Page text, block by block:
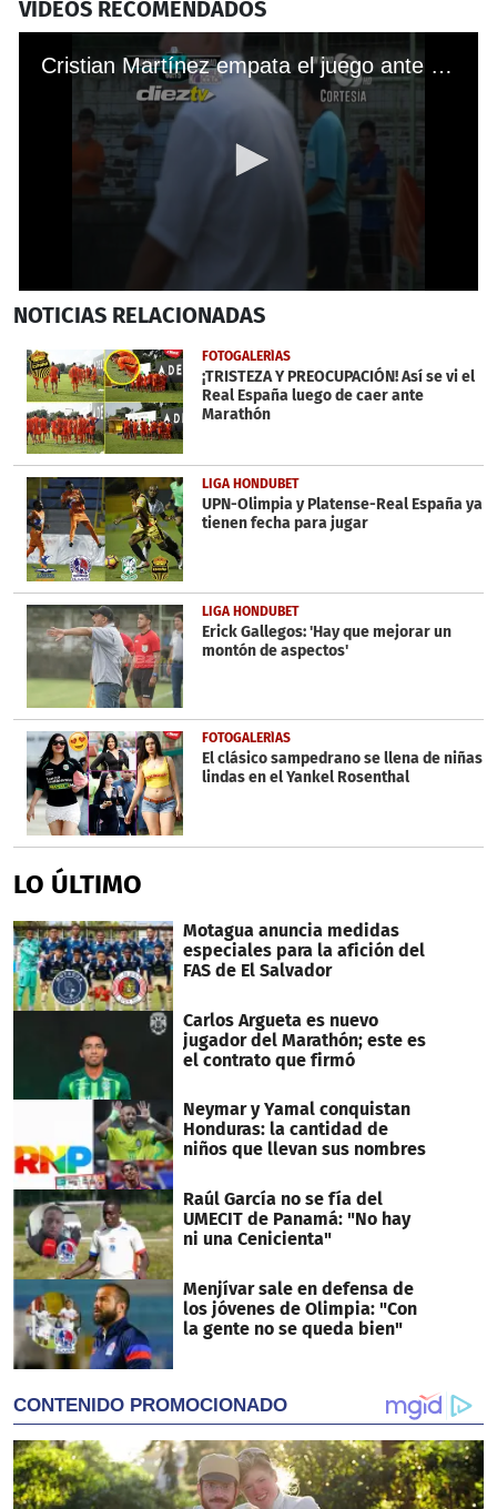
VIDEOS RECOMENDADOS
Cristian Martínez empata el juego ante Marathón
seconds
23
seconds
NOTICIAS RELACIONADAS
FOTOGALERÍAS
¡TRISTEZA Y PREOCUPACIÓN! Así se vi el
Real España luego de caer ante
Marathón
LIGA HONDUBET
UPN-Olimpia y Platense-Real España ya
tienen fecha para jugar
LIGA HONDUBET
Erick Gallegos: 'Hay que mejorar un
montón de aspectos'
FOTOGALERÍAS
El clásico sampedrano se llena de niñas
lindas en el Yankel Rosenthal
LO ÚLTIMO
Motagua anuncia medidas
especiales para la afición del
FAS de El Salvador
Carlos Argueta es nuevo
jugador del Marathón; este es
el contrato que firmó
Neymar y Yamal conquistan
Honduras: la cantidad de
niños que llevan sus nombres
Raúl García no se fía del
UMECIT de Panamá: "No hay
ni una Cenicienta"
Menjívar sale en defensa de
los jóvenes de Olimpia: "Con
la gente no se queda bien"